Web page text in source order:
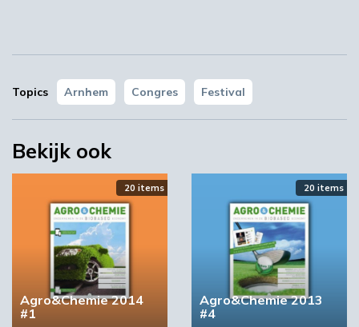
Topics Arnhem Congres Festival
Bekijk ook
20 items
Agro&Chemie 2014
#1
20 items
Agro&Chemie 2013
#4